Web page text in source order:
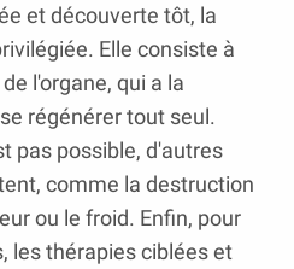
et découverte tôt, la
Elle consiste à
l'organe, qui a la
régénérer tout seul.
pas possible, d'autres
comme la destruction
ou le froid. Enfin, pour
les thérapies ciblées et